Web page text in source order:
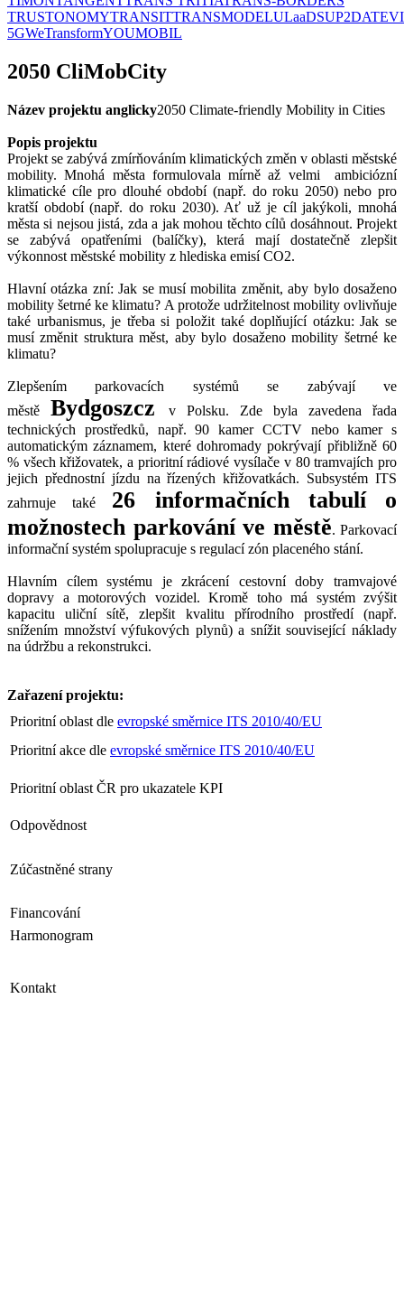
TRUSTONOMYTRANSITTRANSMODELULaaDSUP2DATE
5GWeTransformYOUMOBIL
2050 CliMobCity
Název projektu anglicky2050 Climate-friendly Mobility in Cities
Popis projektu
Projekt se zabývá zmírňováním klimatických změn v oblasti městské
mobility. Mnohá města formulovala mírně až velmi ambiciózní
klimatické cíle pro dlouhé období (např. do roku 2050) nebo pro
kratší období (např. do roku 2030). Ať už je cíl jakýkoli, mnohá
města si nejsou jistá, zda a jak mohou těchto cílů dosáhnout. Projekt
se zabývá opatřeními (balíčky), která mají dostatečně zlepšit
výkonnost městské mobility z hlediska emisí CO2.
Hlavní otázka zní: Jak se musí mobilita změnit, aby bylo dosaženo
mobility šetrné ke klimatu? A protože udržitelnost mobility ovlivňuje
také urbanismus, je třeba si položit také doplňující otázku: Jak se
musí změnit struktura měst, aby bylo dosaženo mobility šetrné ke
klimatu?
Zlepšením parkovacích systémů se zabývají ve
městě Bydgoszcz
v Polsku. Zde byla zavedena řada
technických prostředků, např. 90 kamer CCTV nebo kamer s
automatickým záznamem, které dohromady pokrývají přibližně 60
% všech křižovatek, a prioritní rádiové vysílače v 80 tramvajích pro
jejich přednostní jízdu na řízených křižovatkách. Subsystém ITS
zahrnuje také 26 informačních tabulí o
možnostech parkování ve městě. Parkovací
informační systém spolupracuje s regulací zón placeného stání.
Hlavním cílem systému je zkrácení cestovní doby tramvajové
dopravy a motorových vozidel. Kromě toho má systém zvýšit
kapacitu uliční sítě, zlepšit kvalitu přírodního prostředí (např.
snížením množství výfukových plynů) a snížit související náklady
na údržbu a rekonstrukci.
Zařazení projektu:
Prioritní oblast dle evropské směrnice ITS 2010/40/EU
Prioritní akce dle evropské směrnice ITS 2010/40/EU
Prioritní oblast ČR pro ukazatele KPI
Odpovědnost
Zúčastněné strany
Financování
Harmonogram
Kontakt